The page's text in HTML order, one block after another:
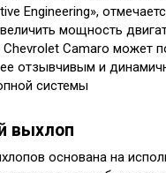
Engineering»,
мощность
Chevrolet Camaro может
отзывчивым и
выхлоп
основана на